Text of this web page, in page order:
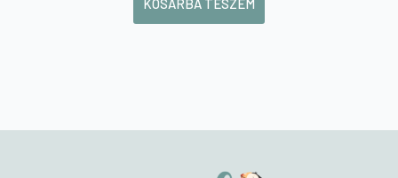
was:
19
is:
14
KOSÁRBA TESZEM